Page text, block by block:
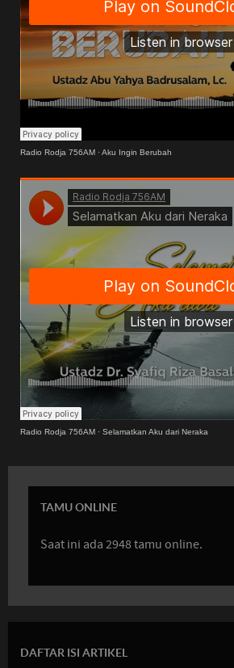
Radio Rodja 756AM ·Aku Ingin Berubah
Radio Rodja 756AM · Selamatkan Aku dari Neraka
TAMU ONLINE
Saat ini ada 2948 tamu online.
DAFTAR ISI ARTIKEL